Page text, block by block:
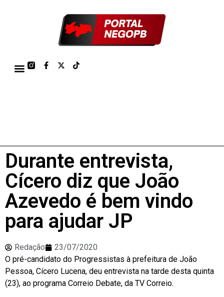
Durante entrevista,
Cícero diz que João
Azevedo é bem vindo
para ajudar JP
Redação
23/07/2020
O pré-candidato do Progressistas à prefeitura de João
Pessoa, Cícero Lucena, deu entrevista na tarde desta quinta
(23), ao programa Correio Debate, da TV Correio.